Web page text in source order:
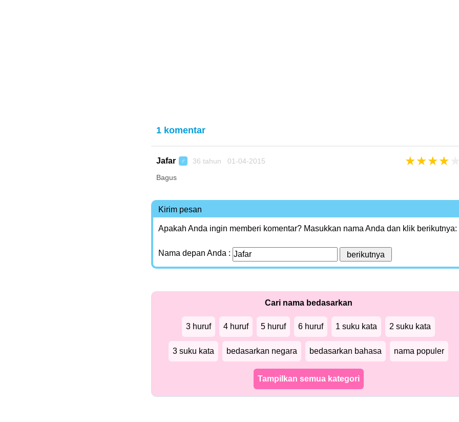
1 komentar
Jafar ♂ 36 tahun 01-04-2015 ★★★★
Bagus
Kirim pesan
Apakah Anda ingin memberi komentar? Masukkan nama Anda dan klik berikutnya:
Nama depan Anda :
Cari nama bedasarkan
3 huruf 4 huruf 5 huruf 6 huruf 1 suku kata 2 suku kata
3 suku kata bedasarkan negara bedasarkan bahasa nama populer
Tampilkan semua kategori